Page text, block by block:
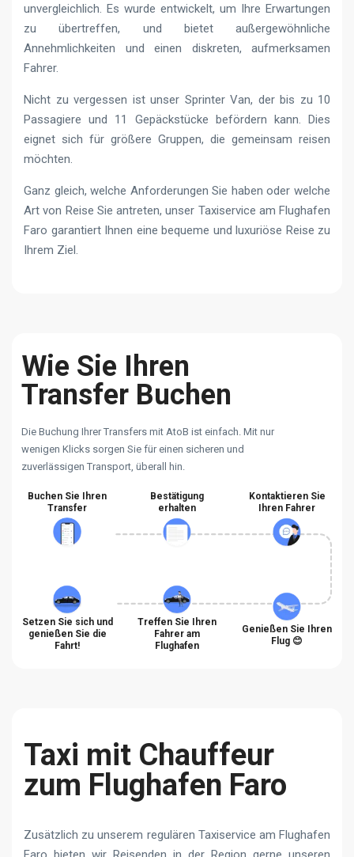
unvergleichlich. Es wurde entwickelt, um Ihre Erwartungen
zu übertreffen, und bietet außergewöhnliche
Annehmlichkeiten und einen diskreten, aufmerksamen
Fahrer.
Nicht zu vergessen ist unser Sprinter Van, der bis zu 10
Passagiere und 11 Gepäckstücke befördern kann. Dies
eignet sich für größere Gruppen, die gemeinsam reisen
möchten.
Ganz gleich, welche Anforderungen Sie haben oder welche
Art von Reise Sie antreten, unser Taxiservice am Flughafen
Faro garantiert Ihnen eine bequeme und luxuriöse Reise zu
Ihrem Ziel.
Wie Sie Ihren
Transfer Buchen
Die Buchung Ihrer Transfers mit AtoB ist einfach. Mit nur
wenigen Klicks sorgen Sie für einen sicheren und
zuverlässigen Transport, überall hin.
Buchen Sie Ihren
Transfer
Bestätigung
erhalten
Kontaktieren Sie
Ihren Fahrer
Setzen Sie sich und
genießen Sie die
Fahrt!
Treffen Sie Ihren
Fahrer am
Flughafen
Genießen Sie Ihren
Flug 😊
Taxi mit Chauffeur
zum Flughafen Faro
Zusätzlich zu unserem regulären Taxiservice am Flughafen